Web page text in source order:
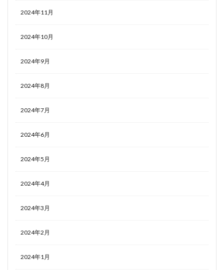
2024年11月
2024年10月
2024年9月
2024年8月
2024年7月
2024年6月
2024年5月
2024年4月
2024年3月
2024年2月
2024年1月